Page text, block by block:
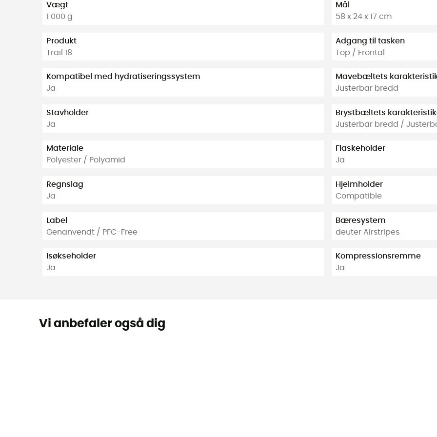
Vægt
1 000 g
Produkt
Trail 18
Kompatibel med hydratiseringssystem
Ja
Stavholder
Ja
Materiale
Polyester / Polyamid
Regnslag
Ja
Label
Genanvendt / PFC-Free
Isøkseholder
Ja
Mål
58 x 24 x 17 cm
Adgang til tasken
Top / Frontal
Mavebæltets
Justerbar bredd
Brystbæltets
Justerbar bredd /
Flaskeholder
Ja
Hjelmholder
Compatible
Bæresystem
deuter Airstripes
Kompressionsremme
Ja
Vi anbefaler også dig